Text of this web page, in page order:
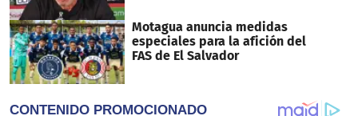
Motagua anuncia medidas
especiales para la afición del
FAS de El Salvador